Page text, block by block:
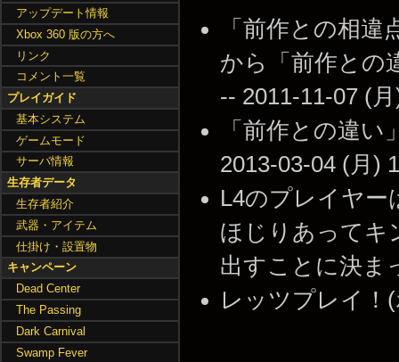
「前作との相
から「前作との
-- 2011-11-07 (
「前作との違
2013-03-04 (月)
L4のプレイヤ
ほじりあってキ
出すことに決ま
レッツプレイ！
アップデート情報
Xbox 360 版の方へ
リンク
コメント一覧
プレイガイド
基本システム
ゲームモード
サーバ情報
生存者データ
生存者紹介
武器・アイテム
仕掛け・設置物
キャンペーン
Dead Center
The Passing
Dark Carnival
Swamp Fever